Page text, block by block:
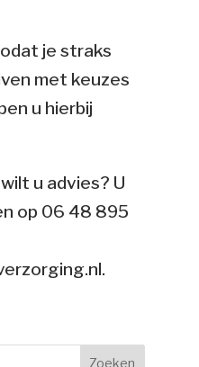
je straks
met keuzes
u hierbij
u advies? U
op 06 48 895
Zoeken